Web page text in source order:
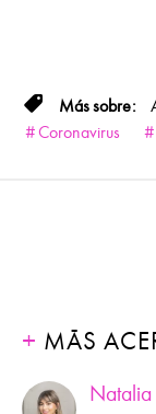
Coronavirus
MÁS
Natalia